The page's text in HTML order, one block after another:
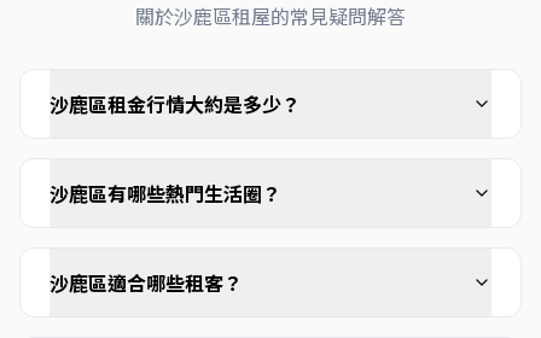
關於沙鹿區租屋的常見疑問解答
沙鹿區租金行情大約是多少？
沙鹿區有哪些熱門生活圈？
沙鹿區適合哪些租客？